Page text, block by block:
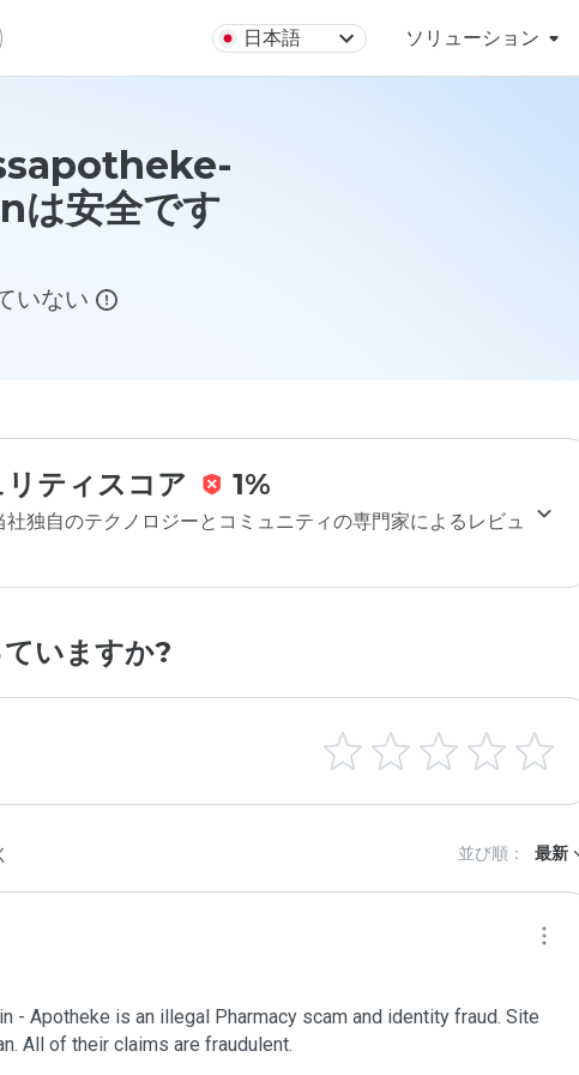
日本語 ソリューション
安全です
いない
ティスコア 1%
独自のテクノロジーとコミュニティの専門家によるレビュ
いますか?
並び順： 最新
- Apotheke is an illegal Pharmacy scam and identity fraud. Site
All of their claims are fraudulent.